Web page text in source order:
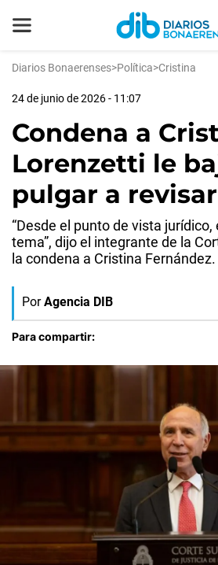
Diarios Bonaerenses>Política>Cristina
24 de junio de 2026 - 11:07
Condena a
Lorenzetti le
pulgar a
“Desde el punto de vista jurídico,
tema”, dijo el integrante de la
la condena a Cristina Fernández.
Por Agencia DIB
Para compartir: